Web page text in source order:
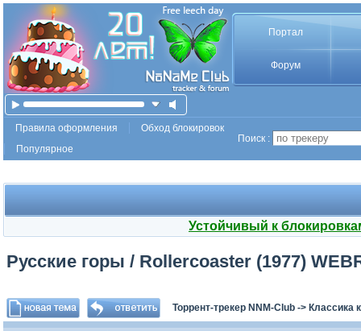
Портал
Форум
Правила оформления
Обход блокировок
Популярное
Поиск :
Устойчивый к
Русские горы / Rollercoaster (1977)
Торрент-трекер NNM-Club -> Классика